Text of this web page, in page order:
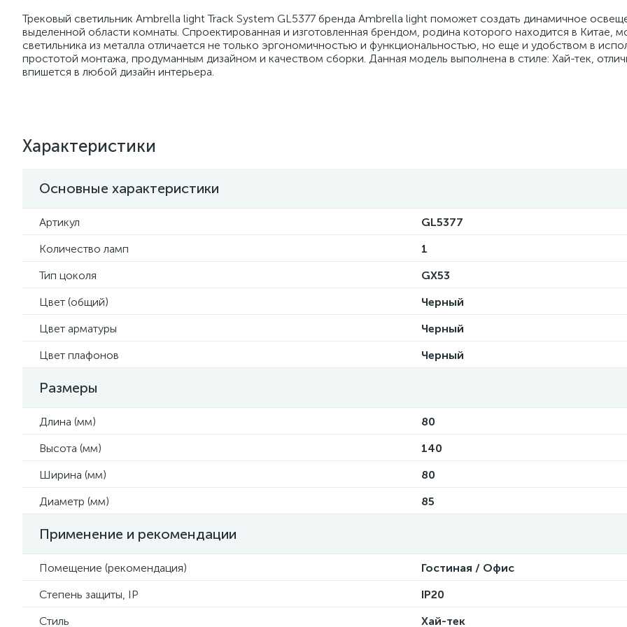
Трековый светильник Ambrella light Track System GL5377 бренда Ambrella light поможет создать динамичное
выделенной области комнаты. Спроектированная и изготовленная брендом, родина которого находится в Китае,
светильника из металла отличается не только эргономичностью и функциональностью, но еще и удобством в
простотой монтажа, продуманным дизайном и качеством сборки. Данная модель выполнена в стиле: Хай-тек,
впишется в любой дизайн интерьера.
Характеристики
Основные характеристики
Артикул
GL5377
Количество ламп
1
Тип цоколя
GX53
Цвет (общий)
Черный
Цвет арматуры
Черный
Цвет плафонов
Черный
Размеры
Длина (мм)
80
Высота (мм)
140
Ширина (мм)
80
Диаметр (мм)
85
Применение и рекомендации
Помещение (рекомендация)
Гостиная / Офис
Степень защиты, IP
IP20
Стиль
Хай-тек